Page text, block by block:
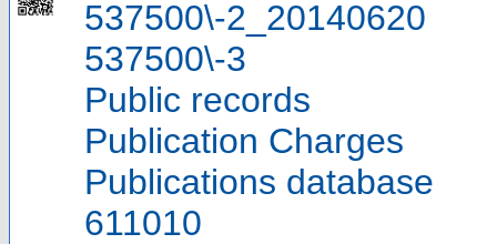
537500\-2_20140620
537500\-3
Public records
Publication Charges
Publications database
611010